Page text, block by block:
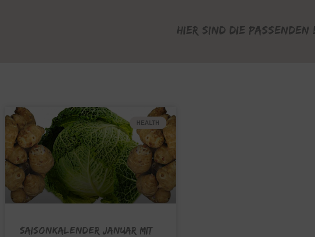
Hier sind die passenden
HEALTH
Saisonkalender Januar mit